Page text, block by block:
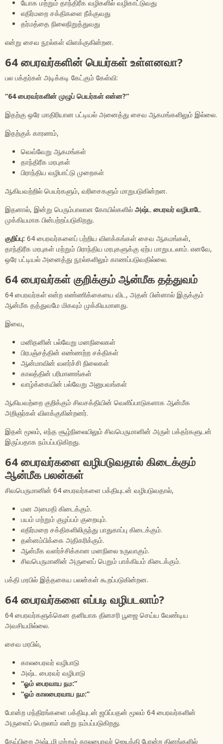
யோக மற்றும் தாந்திரீக வழிகளில் வழிகாட்டுவது
எதிர்மறை சக்திகளை நீக்குவது
தர்மத்தை நிலைநிறுத்துவது
என்று சைவ நூல்கள் விளக்குகின்றன.
64 பைரவர்களின் பெயர்கள் உள்ளனவா?
பல பக்தர்கள் அடிக்கடி கேட்கும் கேள்வி:
“64 பைரவர்களின் முழுப் பெயர்கள் என்ன?”
இதற்கு ஒரே மாதிரியான பட்டியல் அனைத்து சைவ ஆகமங்களிலும் இல்லை.
இதற்குக் காரணம்,
வெவ்வேறு ஆகமங்கள்
தாந்திரீக மரபுகள்
பிராந்திய வழிபாட்டு முறைகள்
ஆகியவற்றில் பெயர்களும், வரிசைகளும் மாறுபடுகின்றன.
இதனால், இன்று பெரும்பாலான கோயில்களில் அஷ்ட பைரவர் வழிபாடே
முக்கியமாக பின்பற்றப்படுகிறது.
குறிப்பு: 64 பைரவர்களைப் பற்றிய விளக்கங்கள் சைவ ஆகமங்கள்,
தாந்திரீக மரபுகள் மற்றும் பிராந்திய மரபுகளுக்கு ஏற்ப மாறுபடலாம். எனவே,
ஒரே பட்டியல் அனைத்து நூல்களிலும் காணப்படுவதில்லை.
64 பைரவர்கள் குறிக்கும் ஆன்மீக தத்துவம்
64 பைரவர்கள் என்ற எண்ணிக்கையை விட, அதன் பின்னால் இருக்கும்
ஆன்மீக தத்துவமே மிகவும் முக்கியமானது.
இவை,
மனிதனின் பல்வேறு மனநிலைகள்
பிரபஞ்சத்தின் எண்ணற்ற சக்திகள்
ஆன்மாவின் வளர்ச்சி நிலைகள்
காலத்தின் பரிமாணங்கள்
வாழ்க்கையின் பல்வேறு அனுபவங்கள்
ஆகியவற்றை குறிக்கும் சிவசக்தியின் வெளிப்பாடுகளாக ஆன்மீக
அறிஞர்கள் விளக்குகின்றனர்.
இதன் மூலம், எந்த சூழ்நிலையிலும் சிவபெருமானின் அருள் பக்தர்களுடன்
இருப்பதாக நம்பப்படுகிறது.
64 பைரவர்களை வழிபடுவதால் கிடைக்கும்
ஆன்மீக பலன்கள்
சிவபெருமானின் 64 பைரவர்களை பக்தியுடன் வழிபடுவதால்,
மன அமைதி கிடைக்கும்.
பயம் மற்றும் குழப்பம் குறையும்.
எதிர்மறை சக்திகளிலிருந்து பாதுகாப்பு கிடைக்கும்.
தன்னம்பிக்கை அதிகரிக்கும்.
ஆன்மீக வளர்ச்சிக்கான மனநிலை உருவாகும்.
சிவபெருமானின் அருளைப் பெறும் பாக்கியம் கிடைக்கும்.
பக்தி மரபில் இத்தகைய பலன்கள் கூறப்படுகின்றன.
64 பைரவர்களை எப்படி வழிபடலாம்?
64 பைரவர்களுக்கென தனியாக தினசரி பூஜை செய்ய வேண்டிய
அவசியமில்லை.
சைவ மரபில்,
காலபைரவர் வழிபாடு
அஷ்ட பைரவர் வழிபாடு
“ஓம் பைரவாய நம:”
“ஓம் காலபைரவாய நம:”
போன்ற மந்திரங்களை பக்தியுடன் ஜபிப்பதன் மூலம் 64 பைரவர்களின்
அருளைப் பெறலாம் என்று நம்பப்படுகிறது.
தேய்பிறை அஷ்டமி மற்றும் காலபைரவர் ஜெயந்தி போன்ற தினங்களில்